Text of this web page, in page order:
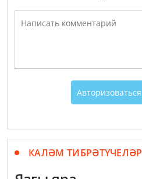
Авторизоваться
КАЛӘМ ТИБРӘТҮЧЕЛӘР